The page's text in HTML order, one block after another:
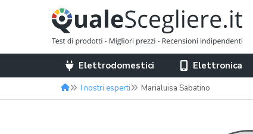
Elettrodomestici Elettronica
I nostri esperti Marialuisa Sabatino